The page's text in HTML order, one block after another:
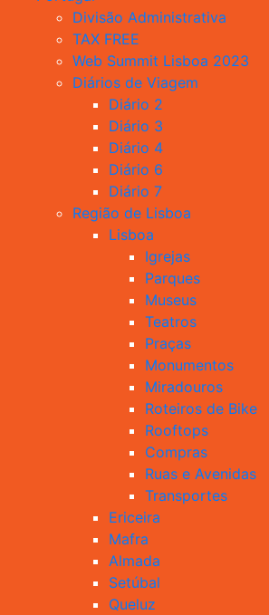
Divisão Administrativa
TAX FREE
Web Summit Lisboa 2023
Diários de Viagem
Diário 2
Diário 3
Diário 4
Diário 6
Diário 7
Região de Lisboa
Lisboa
Igrejas
Parques
Museus
Teatros
Praças
Monumentos
Miradouros
Roteiros de Bike
Rooftops
Compras
Ruas e Avenidas
Transportes
Ericeira
Mafra
Almada
Setúbal
Queluz